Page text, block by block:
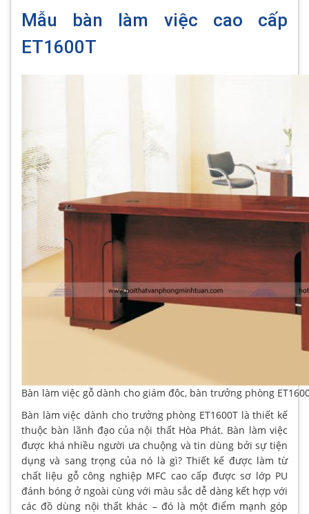
Mẫu bàn làm việc cao cấp
ET1600T
Bàn làm việc gỗ dành cho giám đôc, bàn trưởng phòng
Bàn làm việc dành cho trưởng phòng ET1600T là thiết kế
thuộc bàn lãnh đạo của nội thất Hòa Phát. Bàn làm việc
được khá nhiều người ưa chuộng và tin dùng bởi sự tiện
dụng và sang trọng của nó là gì? Thiết kế được làm từ
chất liệu gỗ công nghiệp MFC cao cấp được sơ lớp PU
đánh bóng ở ngoài cùng với màu sắc dễ dàng kết hợp với
các đồ dùng nội thất khác – đó là một điểm mạnh góp